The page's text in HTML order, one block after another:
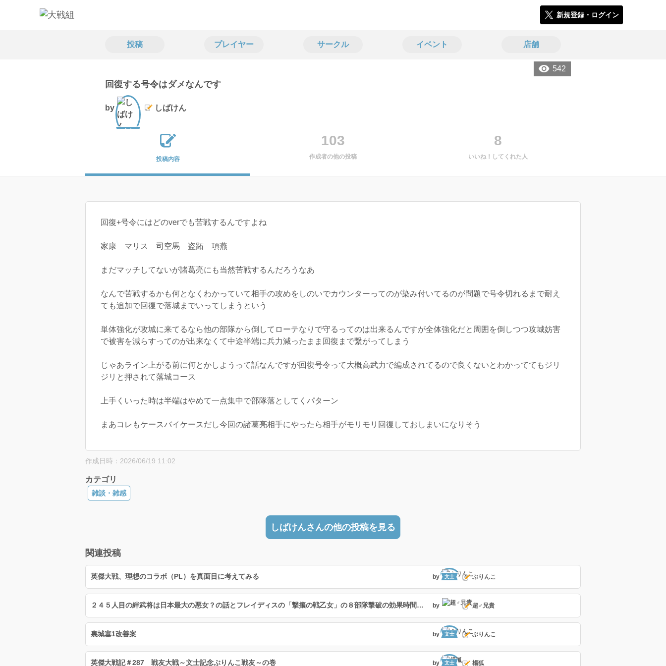
新規登録・ログイン
投稿 プレイヤー サークル イベント 店舗
542
回復する号令はダメなんです
by
文士
しばけん
投稿内容
103
作成者の他の投稿
8
いいね！してくれた人
回復+号令にはどのverでも苦戦するんですよね
家康 マリス 司空馬 盗跖 項燕
まだマッチしてないが諸葛亮にも当然苦戦するんだろうなあ
なんで苦戦するかも何となくわかっていて相手の攻めをしのいでカウンターってのが染み付いてるのが問題で号令切れるまで耐え
ても追加で回復で落城までいってしまうという
単体強化が攻城に来てるなら他の部隊から倒してローテなりで守るってのは出来るんですが全体強化だと周囲を倒しつつ攻城妨害
で被害を減らすってのが出来なくて中途半端に兵力減ったまま回復まで繋がってしまう
じゃあライン上がる前に何とかしようって話なんですが回復号令って大概高武力で編成されてるので良くないとわかっててもジリ
ジリと押されて落城コース
上手くいった時は半端はやめて一点集中で部隊落としてくパターン
まあコレもケースバイケースだし今回の諸葛亮相手にやったら相手がモリモリ回復しておしまいになりそう
作成日時：2026/06/19 11:02
カテゴリ
雑談・雑感
しばけんさんの他の投稿を見る
関連投稿
英傑大戦、理想のコラボ（PL）を真面目に考えてみる by 文士 ぶりんこ
２４５人目の絆武将は日本最大の悪女？の話とフレイディスの「撃攘の戦乙女」の８部隊撃破の効果時間検証の話 by 超♂兄貴
裏城塞1改善案 by 文士 ぶりんこ
英傑大戦記＃287 戦友大戦～文士記念ぶりんこ戦友～の巻 by 文士 楊狐